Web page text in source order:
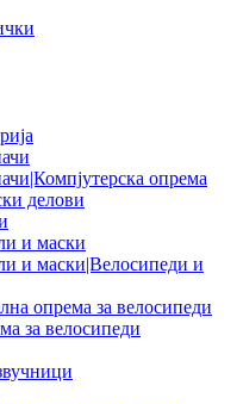
опрема
делови
и маски
и маски|Велосипеди и
опрема за велосипеди
за велосипеди